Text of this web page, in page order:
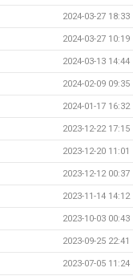
2024-03-27 18:33
2024-03-27 10:19
2024-03-13 14:44
2024-02-09 09:35
2024-01-17 16:32
2023-12-22 17:15
2023-12-20 11:01
2023-12-12 00:37
2023-11-14 14:12
2023-10-03 00:43
2023-09-25 22:41
2023-07-05 11:24